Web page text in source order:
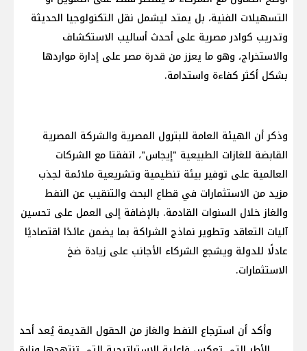
التسهيلات الفنية، بل يمتد ليشمل نقل التكنولوجيا الحديثة
وتدريب كوادر مصرية على أحدث أساليب الاستكشاف
والاستخراج، وهو ما يعزز من قدرة مصر على إدارة مواردها
بشكل أكثر كفاءة واستدامة.
وذكر أن الهيئة العامة للبترول المصرية والشركة المصرية
القابضة للغازات الطبيعية "إيجاس"، اتفقتا مع الشركات
العالمية على توفير بيئة تنظيمية وتشريعية ملائمة لجذب
مزيد من الاستثمارات في قطاع البحث والتنقيب عن النفط
والغاز خلال السنوات القادمة. بالإضافة إلى العمل على تحسين
آليات التعاقد وتطوير نماذج الشراكة بما يضمن عائدًا اقتصاديًا
عادلًا للدولة ويشجع الشركاء الأجانب على زيادة ضخ
الاستثمارات.
وأكد أن استرجاع النفط والغاز من الحقول القديمة يُعد أحد